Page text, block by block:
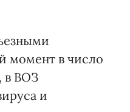
момент в число
в ВОЗ
и